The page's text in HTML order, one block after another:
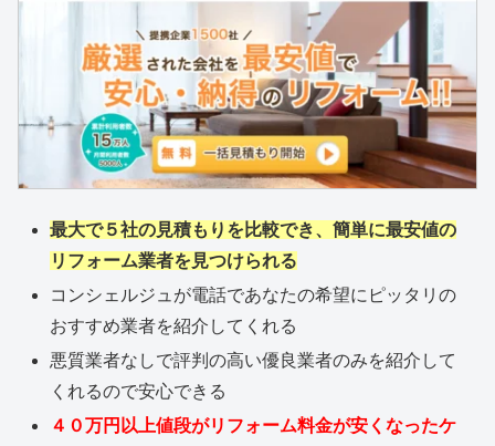
最大で５社の見積もりを比較でき、簡単に最安値の
リフォーム業者を見つけられる
コンシェルジュが電話であなたの希望にピッタリの
おすすめ業者を紹介してくれる
悪質業者なしで評判の高い優良業者のみを紹介して
くれるので安心できる
４０万円以上値段がリフォーム料金が安くなったケ